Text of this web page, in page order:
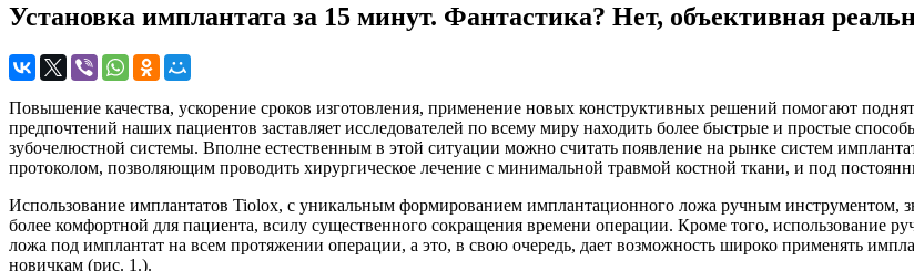
Установка имплантата за 15 минут. Фантастика? Нет, объективная
Повышение качества, ускорение сроков изготовления, применение новых конструктивных решений помогают
предпочтений наших пациентов заставляет исследователей по всему миру находить более быстрые и простые
зубочелюстной системы. Вполне естественным в этой ситуации можно считать появление на рынке систем
протоколом, позволяющим проводить хирургическое лечение с минимальной травмой костной ткани, и под
Использование имплантатов Tiolox, с уникальным формированием имплантационного ложа ручным инструментом,
более комфортной для пациента, всилу существенного сокращения времени операции. Кроме того, использование
ложа под имплантат на всем протяжении операции, а это, в свою очередь, дает возможность широко применять
новичкам (рис. 1.).